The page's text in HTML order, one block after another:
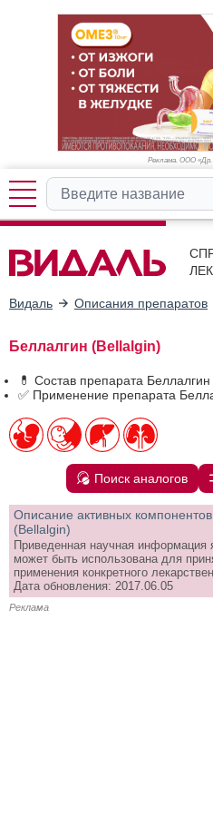
Реклама. ООО «Др.
Видаль Описания препаратов
Беллалгин (Bellalgin)
💊 Состав препарата Беллалгин
✅ Применение препарата
Поиск аналогов
Описание активных
(Bellalgin)
Приведенная научная
может быть использована для
применения конкретного
Дата обновления: 2017.06.05
Реклама